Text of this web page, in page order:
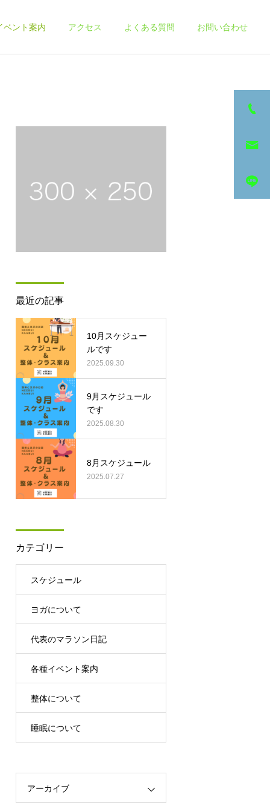
ベント案内 アクセス よくある質問 お問い合わせ
【7月の整体＆ヨガスケジ
ュール】
6月の整体＆ヨガスケジュ
最近の記事
10月スケジュー
ルです
2025.09.30
9月スケジュール
です
2025.08.30
8月スケジュール
2025.07.27
カテゴリー
スケジュール
ヨガについて
代表のマラソン日記
各種イベント案内
整体について
睡眠について
アーカイブ